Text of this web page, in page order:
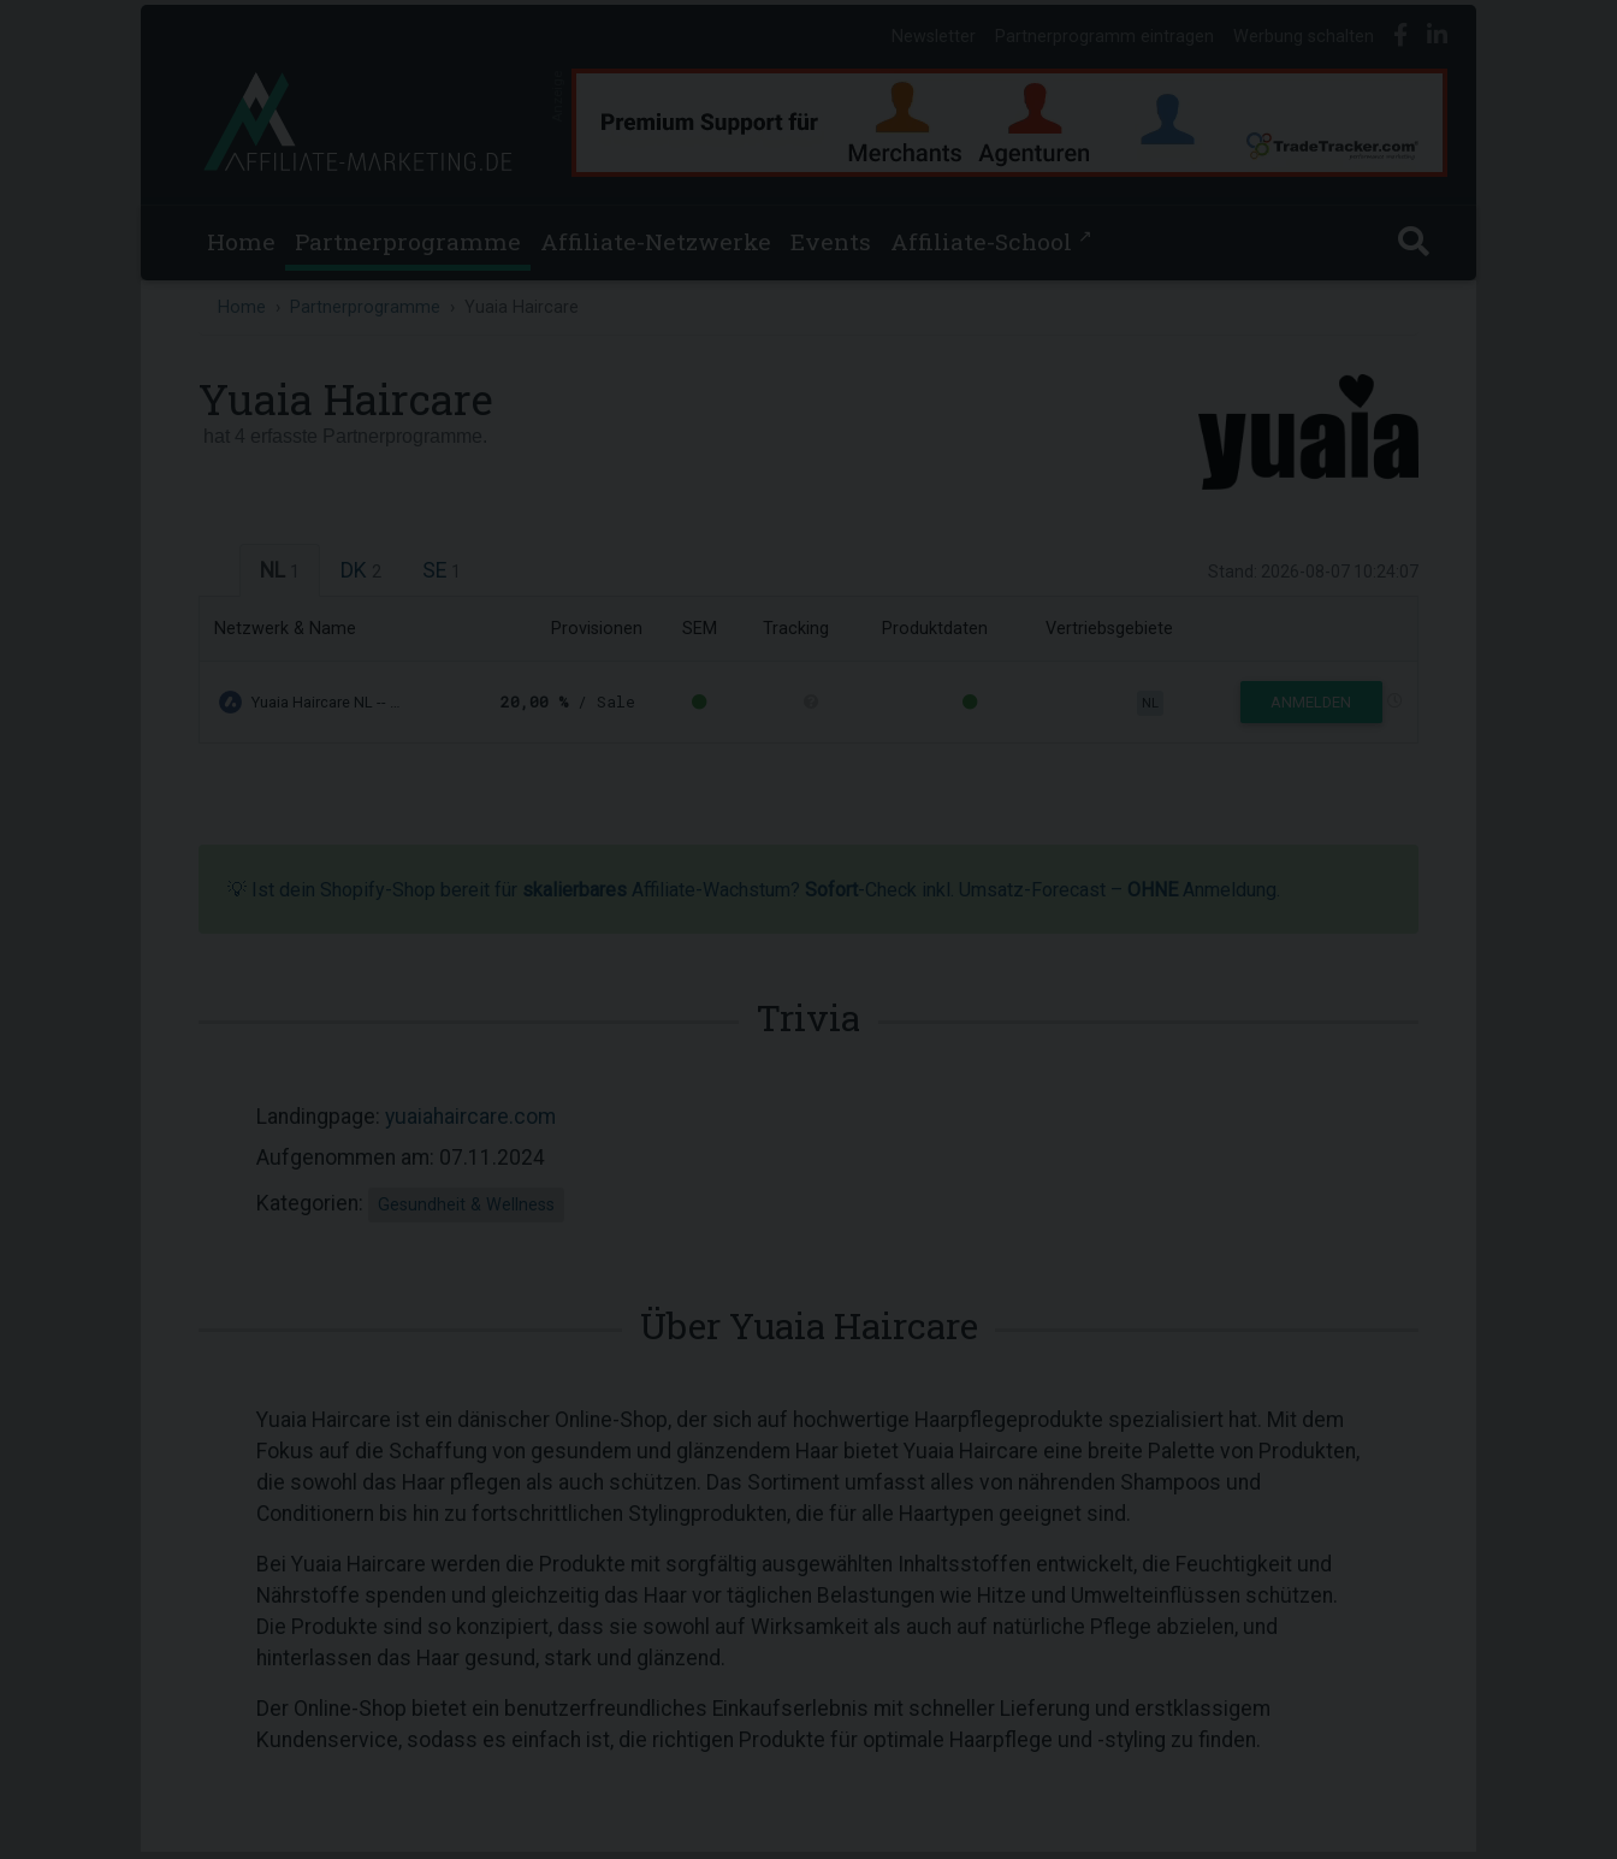
Home Partnerprogramme Affiliate-Netzwerke Events Affiliate-School ↗
Home Partnerprogramme
Yuaia Haircare
NL DK SE
Netzwerk & Name Provisionen SEM Tracking Produktdaten Vertriebsgebiete
Yuaia Haircare NL -- … 20,00 % / Sale NL ANMELDEN
💡 Ist dein Shopify-Shop bereit für skalierbares Affiliate-Wachstum? Sofort-Check inkl. Umsatz-Forecast – OHNE Anmeldung.
Trivia
Landingpage: yuaiahaircare.com
Aufgenommen am: 07.11.2024
Kategorien:
Gesundheit & Wellness
Über Yuaia Haircare
Yuaia Haircare ist ein dänischer Online-Shop, der sich auf hochwertige Haarpflegeprodukte spezialisiert hat. Mit dem
Fokus auf die Schaffung von gesundem und glänzendem Haar bietet Yuaia Haircare eine breite Palette von Produkten,
die sowohl das Haar pflegen als auch schützen. Das Sortiment umfasst alles von nährenden Shampoos und
Conditionern bis hin zu fortschrittlichen Stylingprodukten, die für alle Haartypen geeignet sind.
Bei Yuaia Haircare werden die Produkte mit sorgfältig ausgewählten Inhaltsstoffen entwickelt, die Feuchtigkeit und
Nährstoffe spenden und gleichzeitig das Haar vor täglichen Belastungen wie Hitze und Umwelteinflüssen schützen.
Die Produkte sind so konzipiert, dass sie sowohl auf Wirksamkeit als auch auf natürliche Pflege abzielen, und
hinterlassen das Haar gesund, stark und glänzend.
Der Online-Shop bietet ein benutzerfreundliches Einkaufserlebnis mit schneller Lieferung und erstklassigem
Kundenservice, sodass es einfach ist, die richtigen Produkte für optimale Haarpflege und -styling zu finden.